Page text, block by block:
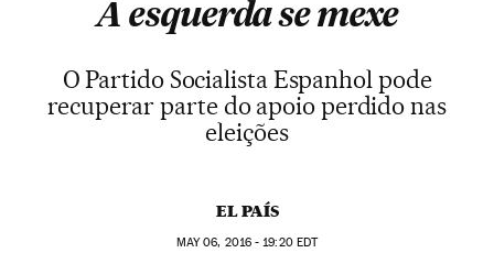
A esquerda se mexe
O Partido Socialista Espanhol pode
recuperar parte do apoio perdido nas
eleições
EL PAÍS
MAY06, 2016 - 19:20EDT